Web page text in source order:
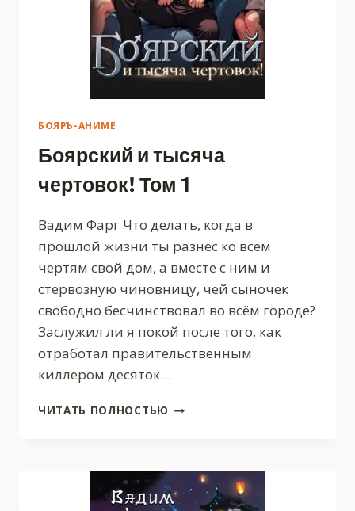
БОЯРЪ-АНИМЕ
Боярский и тысяча
чертовок! Том 1
Вадим Фарг Что делать, когда в
прошлой жизни ты разнёс ко всем
чертям свой дом, а вместе с ним и
стервозную чиновницу, чей сыночек
свободно бесчинствовал во всём городе?
Заслужил ли я покой после того, как
отработал правительственным
киллером десяток…
ЧИТАТЬ ПОЛНОСТЬЮ БОЯРСКИЙ
ТОМ
1